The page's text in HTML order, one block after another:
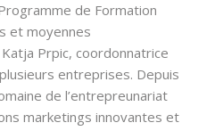
de Formation
et moyennes
Prpic, coordonnatrice
entreprises. Depuis
de l’entrepreunariat
marketings innovantes et